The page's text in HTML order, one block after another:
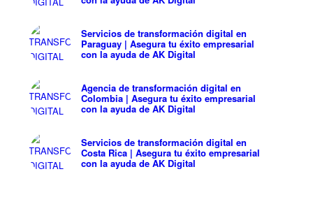
Servicios de transformación digital en
Paraguay | Asegura tu éxito empresarial
con la ayuda de AK Digital
Agencia de transformación digital en
Colombia | Asegura tu éxito empresarial
con la ayuda de AK Digital
Servicios de transformación digital en
Costa Rica | Asegura tu éxito empresarial
con la ayuda de AK Digital